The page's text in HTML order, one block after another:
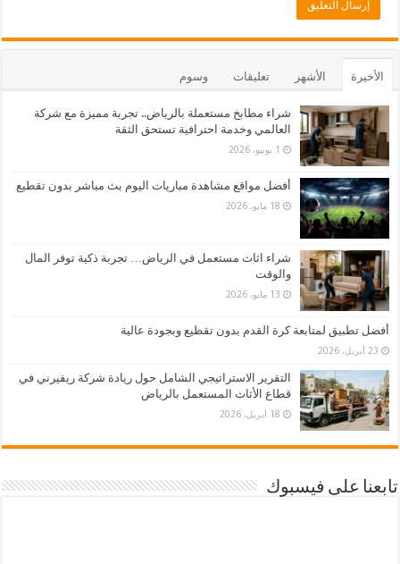
الأخيرة الأشهر تعليقات وسوم
شراء مطابخ مستعملة بالرياض.. تجربة مميزة مع شركة
العالمي وخدمة احترافية تستحق الثقة
1 يونيو، 2026
أفضل مواقع مشاهدة مباريات اليوم بث مباشر بدون تقطيع
18 مايو، 2026
شراء اثاث مستعمل في الرياض… تجربة ذكية توفر المال
والوقت
13 مايو، 2026
أفضل تطبيق لمتابعة كرة القدم بدون تقطيع وبجودة عالية
23 أبريل، 2026
التقرير الاستراتيجي الشامل حول ريادة شركة ريفيرني في
قطاع الأثاث المستعمل بالرياض
18 أبريل، 2026
تابعنا على فيسبوك